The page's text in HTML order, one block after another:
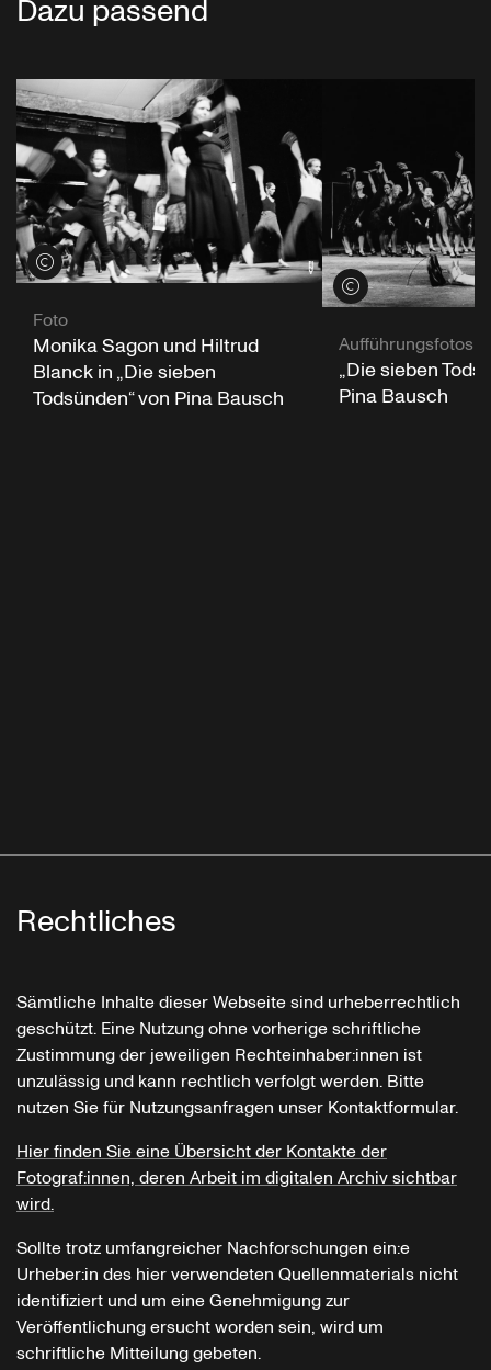
Dazu passend
Credits öffnen
Foto
Monika Sagon und Hiltrud
Blanck in „Die sieben
Todsünden“ von Pina Bausch
Credits öffnen
Aufführungsfotos
„Die sieben
Pina Bausch
Rechtliches
Sämtliche Inhalte dieser Webseite sind urheberrechtlich
geschützt. Eine Nutzung ohne vorherige schriftliche
Zustimmung der jeweiligen Rechteinhaber:innen ist
unzulässig und kann rechtlich verfolgt werden. Bitte
nutzen Sie für Nutzungsanfragen unser Kontaktformular.
Hier finden Sie eine Übersicht der Kontakte der
Fotograf:innen, deren Arbeit im digitalen Archiv sichtbar
wird.
Sollte trotz umfangreicher Nachforschungen ein:e
Urheber:in des hier verwendeten Quellenmaterials nicht
identifiziert und um eine Genehmigung zur
Veröffentlichung ersucht worden sein, wird um
schriftliche Mitteilung gebeten.